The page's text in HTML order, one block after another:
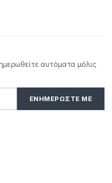
αυτόματα μόλις